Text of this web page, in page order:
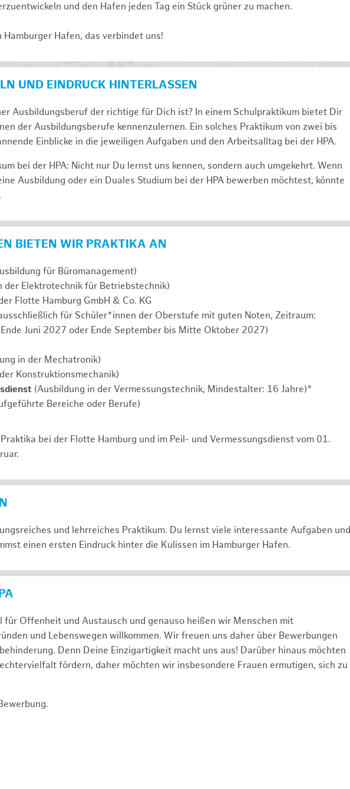
und den Hafen jeden Tag ein Stück grüner zu machen.
Hafen, das verbindet uns!
UND EINDRUCK HINTERLASSEN
Ausbildungsberuf der richtige für Dich ist? In einem Schulpraktikum bietet Dir
der Ausbildungsberufe kennenzulernen. Ein solches Prak­ti­kum von zwei bis
Ein­bli­cke in die jeweiligen Aufgaben und den Ar­beits­all­tag bei der HPA.
bei der HPA: Nicht nur Du lernst uns ken­nen, son­dern auch um­ge­kehrt. Wenn
Aus­bil­dung oder ein Duales Studium bei der HPA be­wer­ben möch­test, könnte
BIETEN WIR PRAKTIKA AN
für Büromanagement)
der Elektrotechnik für Betriebstechnik)
Flotte Hamburg GmbH & Co. KG
für Schüler*innen der Oberstufe mit guten Noten, Zeitraum:
Juni 2027 oder Ende September bis Mitte Oktober 2027)
in der Mechatronik)
Konstruktionsmechanik)
(Ausbildung in der Vermessungstechnik, Mindestalter: 16 Jahre)*
Bereiche oder Berufe)
bei der Flotte Hamburg und im Peil- und Vermessungsdienst vom 01.
und lehrreiches Praktikum. Du lernst viele interessante Aufgaben und
einen ersten Eindruck hinter die Kulissen im Hamburger Hafen.
für Offenheit und Austausch und genauso heißen wir Menschen mit
und Lebenswegen willkommen. Wir freuen uns daher über Bewerbungen
Denn Deine Einzigartigkeit macht uns aus! Darüber hinaus möchten
fördern, daher möchten wir insbesondere Frauen ermutigen, sich zu